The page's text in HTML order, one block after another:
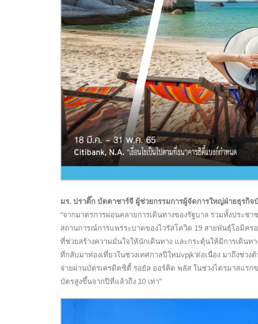
มร. ปราติ๊ก บัตตาชาร์จี ผู้ช่วยกรรมการผู้จัดการใหญ่ฝ่ายธุรกิ
“จากมาตรการผ่อนคลายการเดินทางของรัฐบาล รวมทั้งประช
สถานการณ์การแพร่ระบาดของไวรัสโควิด 19 สายพันธุ์โอมิคร
ที่ช่วยสร้างความมั่นใจให้นักเดินทาง และกระตุ้นให้มีการเดินท
ที่กลับมาท่องเที่ยวในช่วงเทศกาลปีใหม่vpjk’ต่อเนื่อง มาถึงช่วง
จ่ายผ่านบัตรเครดิตซิตี้ รอยัล ออร์คิด พลัส ในช่วงไตรมาสแรก
บัตรสูงขึ้นจากปีที่แล้วถึง 10 เท่า”